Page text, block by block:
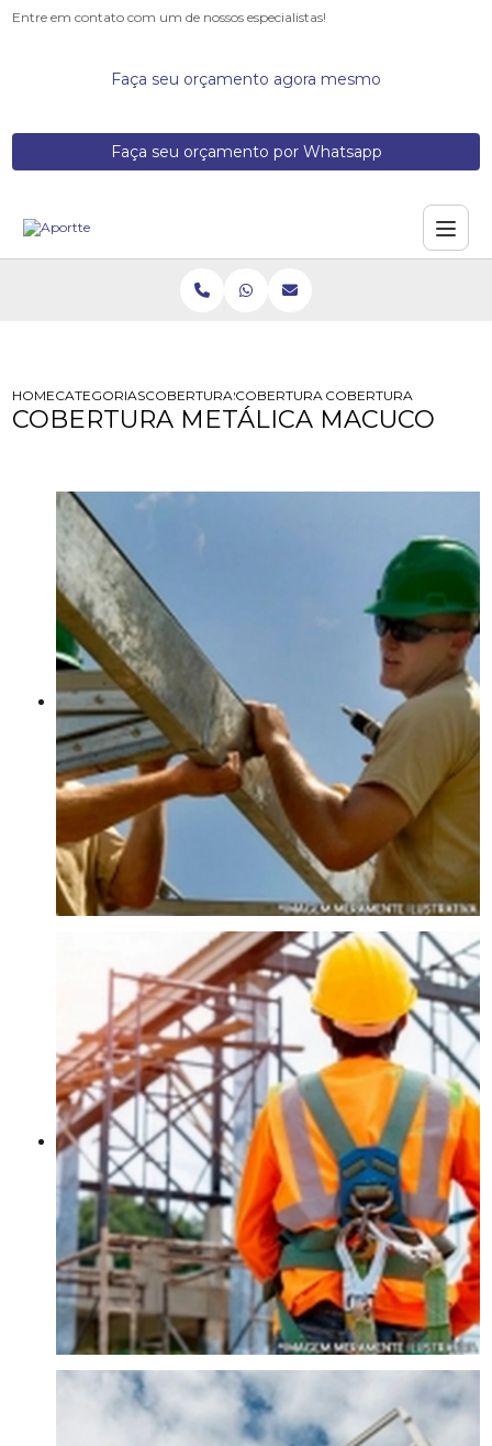
Entre em contato com um de nossos especialistas!
Faça seu orçamento agora mesmo
Faça seu orçamento por Whatsapp
HOMECATEGORIASCOBERTURAS METALICASCOBERTURA ESTRUTURA METALICA
COBERTURA METALICA
COBERTURA METÁLICA MACUCO